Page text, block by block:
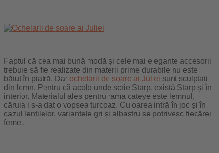
Faptul că cea mai bună modă și cele mai elegante accesorii
trebuie să fie realizate din materii prime durabile nu este
bătut în piatră. Dar ochelarii de soare ai Juliei sunt sculptați
din lemn. Pentru că acolo unde scrie Starp, există Starp și în
interior. Materialul ales pentru rama cateye este lemnul,
căruia i s-a dat o vopsea turcoaz. Culoarea intră în joc și în
cazul lentilelor, variantele gri și albastru se potrivesc fiecărei
femei.